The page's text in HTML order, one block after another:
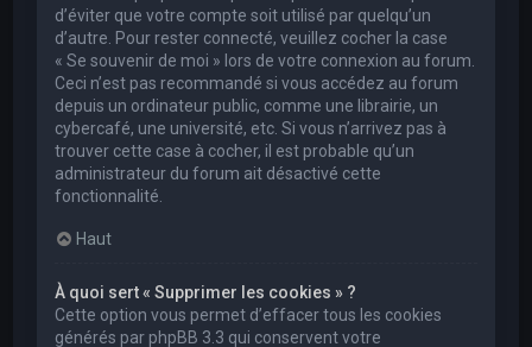
d’éviter que votre compte soit utilisé par quelqu’un
d’autre. Pour rester connecté, veuillez cocher la case
« Se souvenir de moi » lors de votre connexion au forum.
Ceci n’est pas recommandé si vous accédez au forum
depuis un ordinateur public, comme une librairie, un
cybercafé, une université, etc. Si vous n’arrivez pas à
trouver cette case à cocher, il est probable qu’un
administrateur du forum ait désactivé cette
fonctionnalité.
Haut
À quoi sert « Supprimer les cookies » ?
Cette option vous permet d’effacer tous les cookies
générés par phpBB 3.3 qui conservent votre